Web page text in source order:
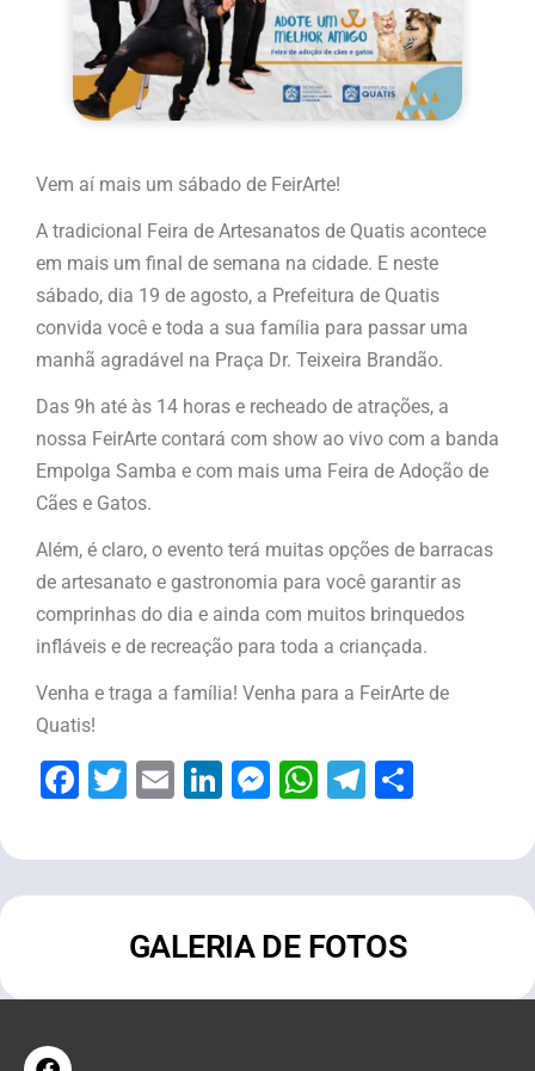
Vem aí mais um sábado de FeirArte!
A tradicional Feira de Artesanatos de Quatis acontece
em mais um final de semana na cidade. E neste
sábado, dia 19 de agosto, a Prefeitura de Quatis
convida você e toda a sua família para passar uma
manhã agradável na Praça Dr. Teixeira Brandão.
Das 9h até às 14 horas e recheado de atrações, a
nossa FeirArte contará com show ao vivo com a banda
Empolga Samba e com mais uma Feira de Adoção de
Cães e Gatos.
Além, é claro, o evento terá muitas opções de barracas
de artesanato e gastronomia para você garantir as
comprinhas do dia e ainda com muitos brinquedos
infláveis e de recreação para toda a criançada.
Venha e traga a família! Venha para a FeirArte de
Quatis!
Facebook
Twitter
EmailLinkedIn
Messenger
WhatsApp
Telegram
GALERIA DE FOTOS